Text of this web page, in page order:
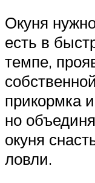
Окуня
есть в
темпе,
прикормка
но
окуня
ловли.